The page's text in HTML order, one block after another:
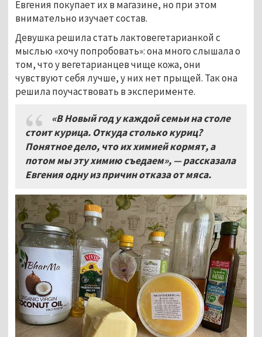
Евгения покупает их в магазине, но при этом
внимательно изучает состав.
Девушка решила стать лактовегетарианкой с
мыслью «хочу попробовать»: она много слышала о
том, что у вегетарианцев чище кожа, они
чувствуют себя лучше, у них нет прыщей. Так она
решила поучаствовать в эксперименте.
«В Новый год у каждой семьи на столе
стоит курица. Откуда столько куриц?
Понятное дело, что их химией кормят, а
потом мы эту химию съедаем», —рассказала
Евгения одну из причин отказа от мяса.